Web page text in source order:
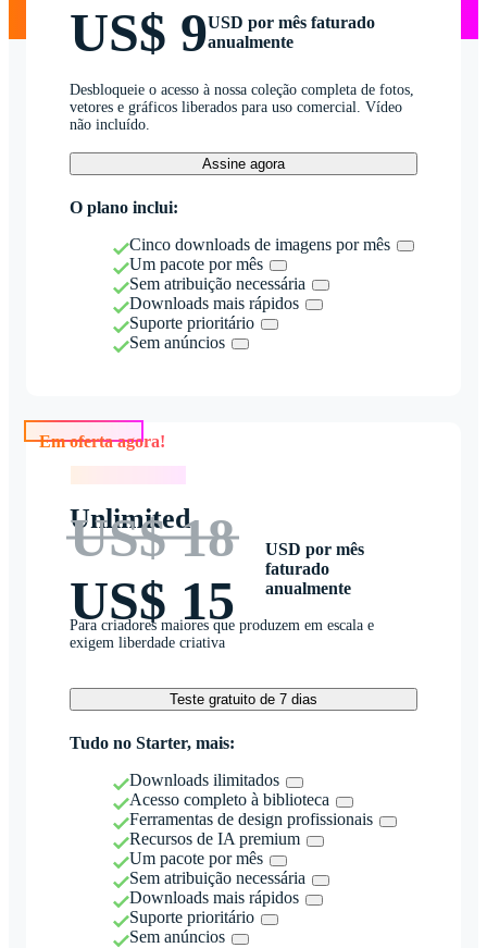
US$ 9USD por mês faturado
anualmente
Desbloqueie o acesso à nossa coleção completa de fotos,
vetores e gráficos liberados para uso comercial. Vídeo
não incluído.
Assine agora
O plano inclui:
Cinco downloads de imagens por mês
Um pacote por mês
Sem atribuição necessária
Downloads mais rápidos
Suporte prioritário
Sem anúncios
Unlimited
US$ 18
US$ 15
USD por mês
faturado
anualmente
Para criadores maiores que produzem em escala e
exigem liberdade criativa
Teste gratuito de 7 dias
Tudo no Starter, mais:
Downloads ilimitados
Acesso completo à biblioteca
Ferramentas de design profissionais
Recursos de IA premium
Um pacote por mês
Sem atribuição necessária
Downloads mais rápidos
Suporte prioritário
Sem anúncios